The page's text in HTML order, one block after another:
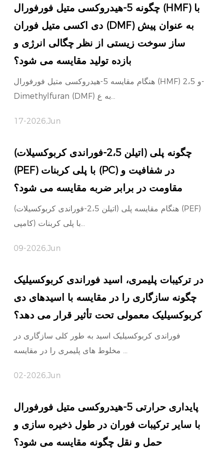
چگونه 5-هیدروکسی متیل فورفورال (HMF) با
دی اکسی متیل فوران (DMF) به عنوان پیش
ساز سوخت زیستی از نظر چگالی انرژی و
بازده تولید مقایسه می شود؟
هنگام مقایسه 5-هیدروکسی متیل فورفورال (HMF) و 2،5-
Dimethylfuran (DMF) به ع...
17-2026,Jun
چگونه پلی (اتیلن 2،5-فوراندی کربوکسیلات)
(PEF) با پلی کربنات (PC) در شفافیت و
مقاومت در برابر ضربه مقایسه می شود؟
هنگام مقایسه پلی (اتیلن 2،5-فوراندی کربوکسیلات) (PEF)
با پلی کربنات (کامپی...
09-2026,Jun
در ترکیبات پلیمری، اسید فوراندی کربوکسیلیک
چگونه سازگاری را در مقایسه با اسیدهای دی
کربوکسیلیک معمولی تحت تأثیر قرار می دهد؟
فوراندی کربوکسیلیک اسید به طور کلی سازگاری در
مخلوط های پلیمری را در مقایسه ...
02-2026,Jun
پایداری حرارتی 5-هیدروکسی متیل فورفورال
با سایر ترکیبات فوران در طول ذخیره سازی و
حمل و نقل چگونه مقایسه می شود؟